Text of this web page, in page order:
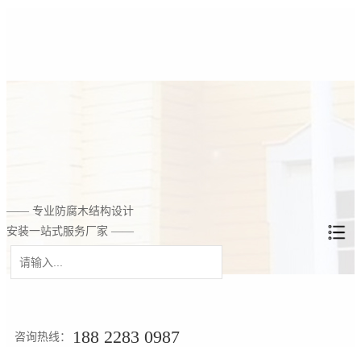
—— 专业防腐木结构设计
安装一站式服务厂家 ——
咨询热线： 188 2283 0987